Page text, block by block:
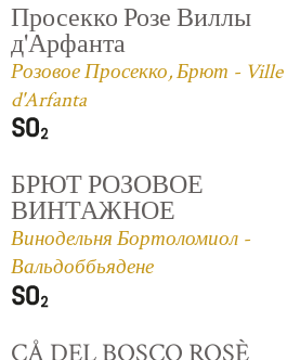
Просекко Розе Виллы
д'Арфанта
Розовое Просекко, Брют - Ville
d'Arfanta
БРЮТ РОЗОВОЕ
ВИНТАЖНОЕ
Винодельня Бортоломиол -
Вальдоббьядене
CÅ DEL BOSCO ROSÈ